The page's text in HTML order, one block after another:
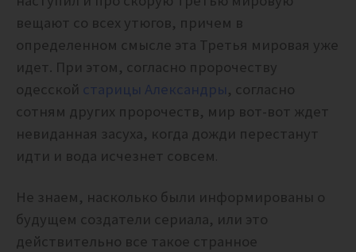
вещают со всех утюгов, причем в
определенном смысле эта Третья мировая уже
идет. При этом, согласно пророчеству
одесской старицы Александры, согласно
сотням других пророчеств, мир вот-вот ждет
невиданная засуха, когда дожди перестанут
идти и вода исчезнет совсем
Не знаем, насколько были информированы о
будущем создатели сериала, или это
действительно все такое странное